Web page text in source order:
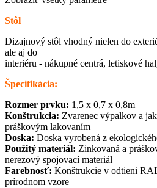
Stôl
Dizajnový stôl vhodný nielen do
ale aj do
interiéru - nákupné centrá, letiskové
Špecifikácia:
Rozmer prvku: 1,5 x 0,7 x 0,8m
Konštrukcia: Zvarenec výpalkov a
práškovým lakovaním
Doska: Doska vyrobená z
Použitý materiál: Zinkovaná a
nerezový spojovací materiál
Farebnosť: Konštrukcie v odtieni
prírodnom vzore